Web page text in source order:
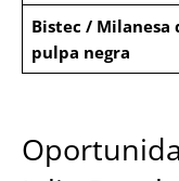
Bistec / Milanesa
pulpa negra